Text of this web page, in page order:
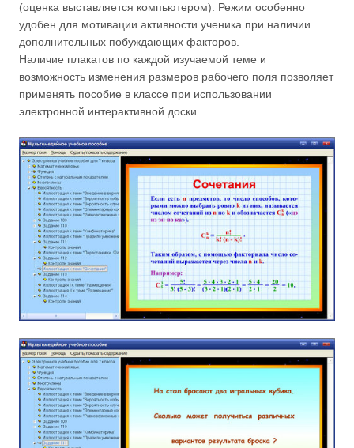
(оценка выставляется компьютером). Режим особенно
удобен для мотивации активности ученика при наличии
дополнительных побуждающих факторов.
Наличие плакатов по каждой изучаемой теме и
возможность изменения размеров рабочего поля позволяет
применять пособие в классе при использовании
электронной интерактивной доски.